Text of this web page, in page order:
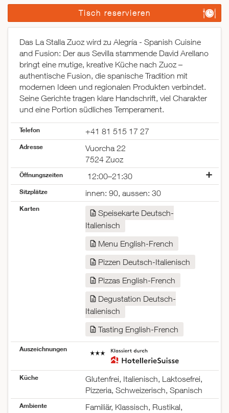
Tisch reservieren
Das La Stalla Zuoz wird zu Alegría - Spanish Cuisine
and Fusion: Der aus Sevilla stammende David Arellano
bringt eine mutige, kreative Küche nach Zuoz –
authentische Fusion, die spanische Tradition mit
modernen Ideen und regionalen Produkten verbindet.
Seine Gerichte tragen klare Handschrift, viel Charakter
und eine Portion südliches Temperament.
Telefon +41 81 515 17 27
Adresse
Vuorcha 22
7524 Zuoz
Öffnungszeiten
12:00–21:30
Montag
Mittwoch
12:00–21:30
12:00–21:30
12:00–21:30
12:00–21:30
12:00–21:30
Sitzplätze innen: 90, aussen: 30
Karten
Speisekarte Deutsch-
Italienisch
Menu English-French
Pizzen Deutsch-Italienisch
Pizzas English-French
Degustation Deutsch-
Italienisch
Tasting English-French
Auszeichnungen
Küche
Glutenfrei, Italienisch, Laktosefrei,
Pizzeria, Schweizerisch, Spanisch
Ambiente
Familiär, Klassisch, Rustikal,